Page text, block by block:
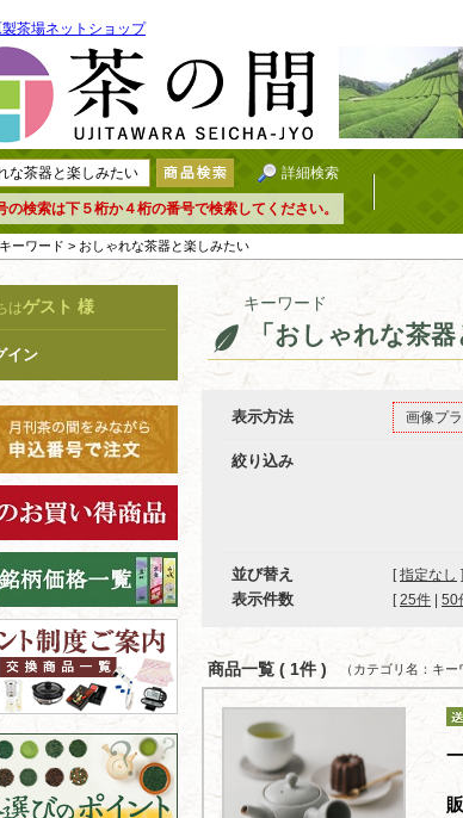
茶場ネットショップ
詳細検索
の検索は下５桁か４桁の番号で検索してください。
ーワード > おしゃれな茶器と楽しみたい
はゲスト 様
イン
キーワード
「おしゃれな茶
表示方法 画像プ
絞り込み
並び替え [指定なし
表示件数 [ 25件 50
商品一覧 ( 1件 ) （カテゴリ名：キー